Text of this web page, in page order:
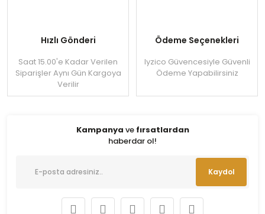
Hızlı Gönderi
Saat 15.00'e Kadar Verilen
Siparişler Aynı Gün Kargoya
Verilir
Ödeme Seçenekleri
Iyzico Güvencesiyle Güvenli
Ödeme Yapabilirsiniz
Kampanya ve fırsatlardan
haberdar ol!
Kaydol